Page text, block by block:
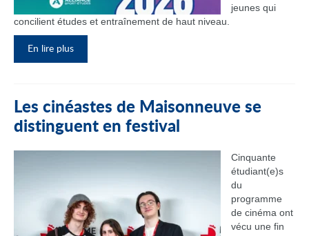
jeunes qui
concilient études et entraînement de haut niveau.
En lire plus
Les cinéastes de Maisonneuve se
distinguent en festival
Cinquante
étudiant(e)s
du
programme
de cinéma ont
vécu une fin